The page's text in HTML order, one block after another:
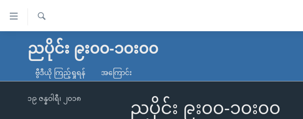
လွယ်ကူ
သည့်
မူလစာမျက်နှာ
ကမ္ဘာ့သတင်းများ
နိုင်ငံတကာ
ရ
လာ
ညပိုင်း ၉း၀၀-၁၀း၀၀
ဗွီဒီယို ကြည့်ရှုရန် အကြောင်း
ညပိုင်း ၉း၀၀-၁၀း၀၀
၁၉ ဇန္နဝါရီ၊ ၂၀၁၈